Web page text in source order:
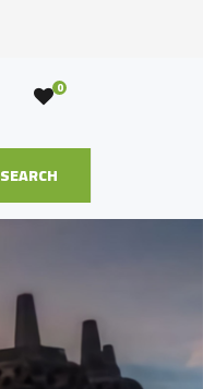
0
SEARCH